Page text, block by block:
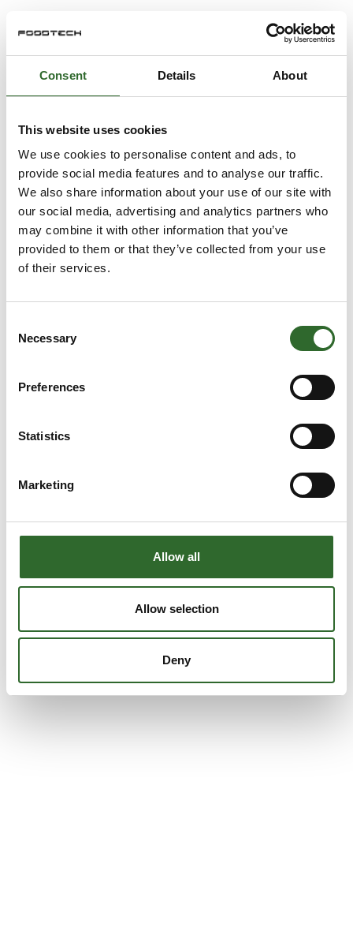
Consent Details About
This website uses cookies
We use cookies to personalise content and ads, to
provide social media features and to analyse our traffic.
We also share information about your use of our site with
our social media, advertising and analytics partners who
may combine it with other information that you’ve
provided to them or that they’ve collected from your use
of their services.
Selection
Necessary
Preferences
Statistics
Marketing
Allow all
Allow selection
Deny